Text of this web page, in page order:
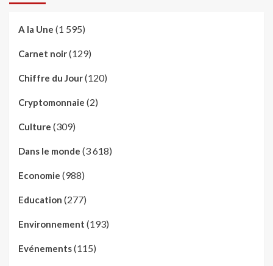
A la Une (1 595)
Carnet noir(129)
Chiffre du Jour(120)
Cryptomonnaie (2)
Culture (309)
Dans le monde (3 618)
Economie (988)
Education (277)
Environnement (193)
Evénements(115)